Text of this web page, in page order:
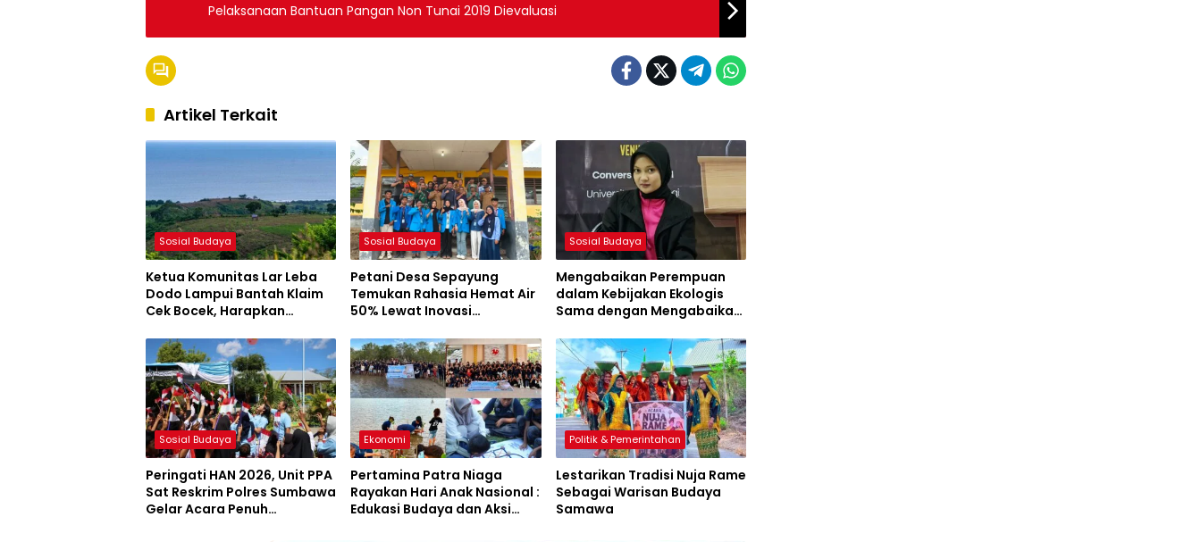
Pelaksanaan Bantuan Pangan Non Tunai 2019 Dievaluasi
Artikel Terkait
Sosial Budaya
Ketua Komunitas Lar Leba
Dodo Lampui Bantah Klaim
Cek Bocek, Harapkan
Leluhur
Sosial Budaya
Petani Desa Sepayung
Temukan Rahasia Hemat Air
50% Lewat Inovasi
Sosial Budaya
Mengabaikan Perempuan
dalam Kebijakan Ekologis
Sama dengan Mengabaikan
Sosial Budaya
Peringati HAN 2026, Unit PPA
Sat Reskrim Polres Sumbawa
Gelar Acara Penuh
Ekonomi
Pertamina Patra Niaga
Rayakan Hari Anak Nasional :
Edukasi Budaya dan Aksi
Politik & Pemerintahan
Lestarikan Tradisi Nuja Rame
Sebagai Warisan Budaya
Samawa